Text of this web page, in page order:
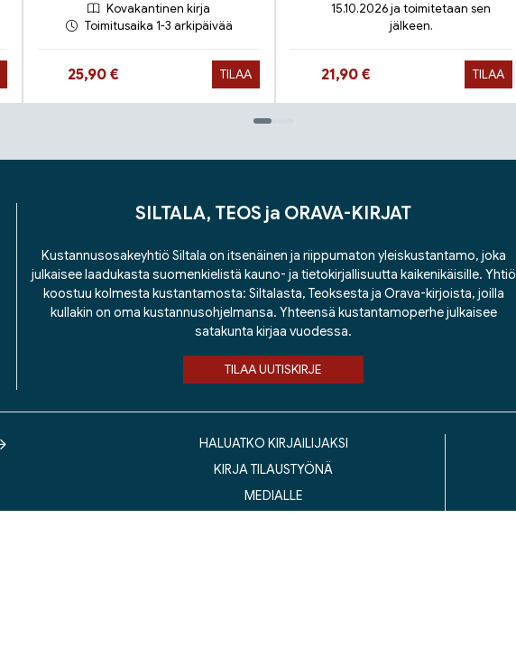
Kovakantinen kirja
Toimitusaika 1-3 arkipäivää
Hinta nyt
25,90 € TILAA
15.10.2026 ja toimitetaan sen
jälkeen.
Hinta nyt
21,90 € TILAA
SILTALA, TEOS ja ORAVA-KIRJAT
Kustannusosakeyhtiö Siltala on itsenäinen ja riippumaton yleiskustantamo, joka
julkaisee laadukasta suomenkielistä kauno- ja tietokirjallisuutta kaikenikäisille. Yhtiö
koostuu kolmesta kustantamosta: Siltalasta, Teoksesta ja Orava-kirjoista, joilla
kullakin on oma kustannusohjelmansa. Yhteensä kustantamoperhe julkaisee
satakunta kirjaa vuodessa.
TILAA UUTISKIRJE
HALUATKO KIRJAILIJAKSI
KIRJA TILAUSTYÖNÄ
MEDIALLE